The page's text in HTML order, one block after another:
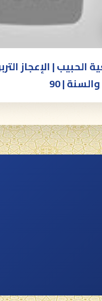
الحبيب | الإعجاز
| 90